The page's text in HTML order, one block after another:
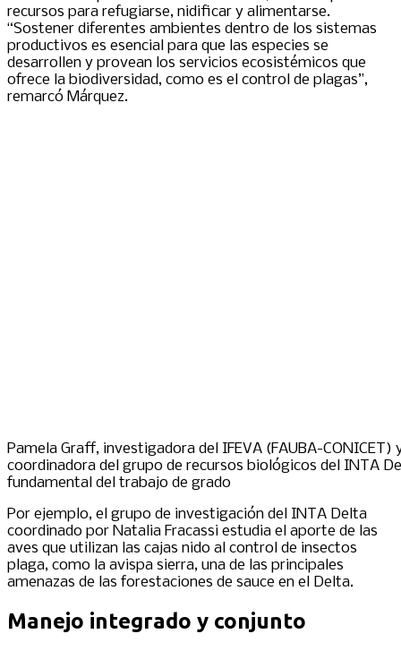
recursos para refugiarse, nidificar y alimentarse.
“Sostener diferentes ambientes dentro de los sistemas
productivos es esencial para que las especies se
desarrollen y provean los servicios ecosistémicos que
ofrece la biodiversidad, como es el control de plagas”,
remarcó Márquez.
Pamela Graff, investigadora del IFEVA (FAUBA-CONICET)
coordinadora del grupo de recursos biológicos del INTA
fundamental del trabajo de grado
Por ejemplo, el grupo de investigación del INTA Delta
coordinado por Natalia Fracassi estudia el aporte de las
aves que utilizan las cajas nido al control de insectos
plaga, como la avispa sierra, una de las principales
amenazas de las forestaciones de sauce en el Delta.
Manejo integrado y conjunto